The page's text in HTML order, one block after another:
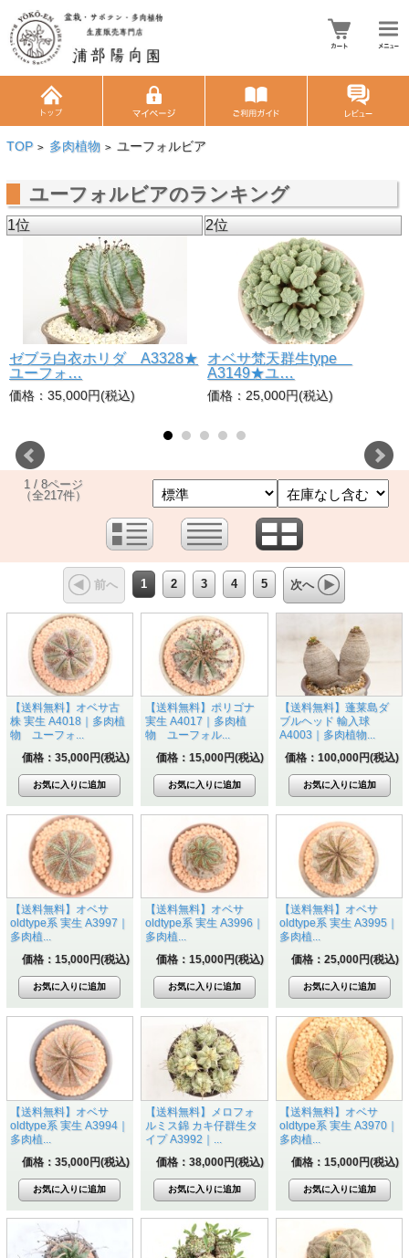
TOP > 多肉植物 > ユーフォルビア
ユーフォルビアのランキング
1位
ゼブラ白衣ホリダ A3328★
ユーフォ…
価格：35,000円(税込)
2位
オベサ梵天群生type
A3149★ユ…
価格：25,000円(税込)
1 / 8ページ
（全217件）
前へ 1 2 3 4 5 次へ
【送料無料】オベサ古
株 実生 A4018｜多肉植
物 ユーフォ...
価格：35,000円(税込)
【送料無料】ポリゴナ
実生 A4017｜多肉植
物 ユーフォル...
価格：15,000円(税込)
【送料無料】蓬莱島ダ
ブルヘッド 輸入球
A4003｜多肉植物...
価格：100,000円(税込)
【送料無料】オベサ
oldtype系 実生 A3997｜
多肉植...
価格：15,000円(税込)
【送料無料】オベサ
oldtype系 実生 A3996｜
多肉植...
価格：15,000円(税込)
【送料無料】オベサ
oldtype系 実生 A3995｜
多肉植...
価格：25,000円(税込)
【送料無料】オベサ
oldtype系 実生 A3994｜
多肉植...
価格：35,000円(税込)
【送料無料】メロフォ
ルミス錦 カキ仔群生タ
イプ A3992｜...
価格：38,000円(税込)
【送料無料】オベサ
oldtype系 実生 A3970｜
多肉植...
価格：15,000円(税込)